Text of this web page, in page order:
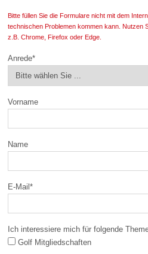
Bitte füllen Sie die Formulare nicht mit dem
technischen Problemen kommen kann. Nutzen
z.B. Chrome, Firefox oder Edge.
Anrede*
Vorname
Name
E-Mail*
Ich interessiere mich für folgende
Golf Mitgliedschaften